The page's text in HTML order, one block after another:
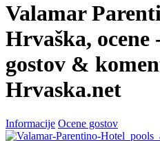
Valamar
Hrvaška, ocene
gostov &
Hrvaska.net
Informacije Ocene gostov